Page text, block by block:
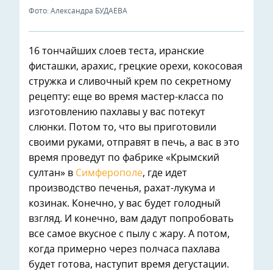
Фото: Александра БУДАЕВА
16 тончайших слоев теста, иранские
фисташки, арахис, грецкие орехи, кокосовая
стружка и сливочный крем по секретному
рецепту: еще во время мастер-класса по
изготовлению пахлавы у вас потекут
слюнки. Потом то, что вы приготовили
своими руками, отправят в печь, а вас в это
время проведут по фабрике «Крымский
султан» в Симферополе, где идет
производство печенья, рахат-лукума и
козинак. Конечно, у вас будет голодный
взгляд. И конечно, вам дадут попробовать
все самое вкусное с пылу с жару. А потом,
когда примерно через полчаса пахлава
будет готова, наступит время дегустации.